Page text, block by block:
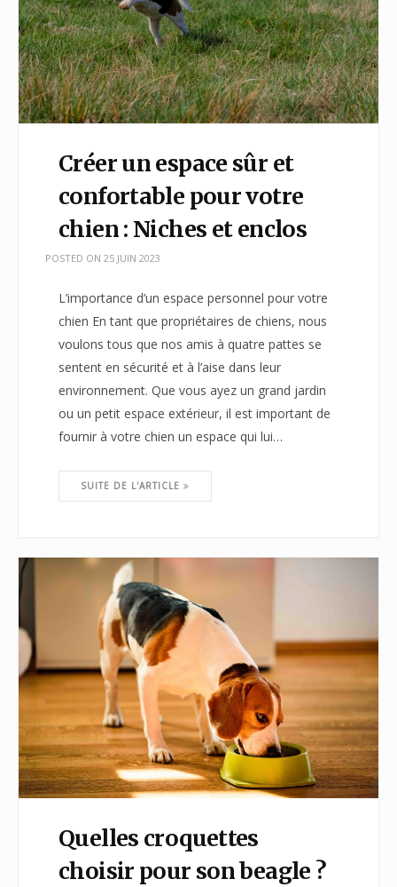
Créer un espace sûr et
confortable pour votre
chien : Niches et enclos
POSTED ON 25 JUIN 2023
L’importance d’un espace personnel pour votre
chien En tant que propriétaires de chiens, nous
voulons tous que nos amis à quatre pattes se
sentent en sécurité et à l’aise dans leur
environnement. Que vous ayez un grand jardin
ou un petit espace extérieur, il est important de
fournir à votre chien un espace qui lui…
SUITE DE L'ARTICLE
Quelles croquettes
choisir pour son beagle ?